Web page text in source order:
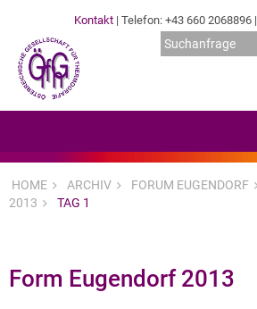
Kontakt | Telefon: +43 660 2068896 |
News & Veranstaltungen
Dienstleister
HOME ARCHIV FORUM EUGENDORF
2013
TAG 1
Form Eugendorf 2013